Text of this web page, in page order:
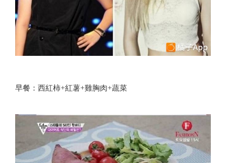
早餐：西紅柿+紅薯+雞胸肉+蔬菜